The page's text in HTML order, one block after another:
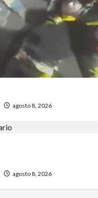
agosto 8, 2026
agosto 8, 2026